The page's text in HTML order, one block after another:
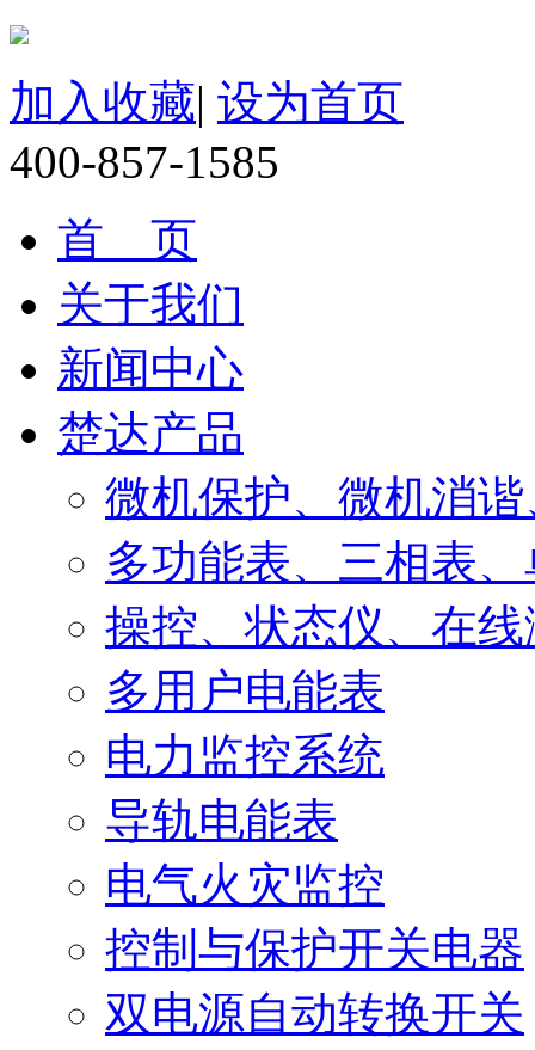
加入收藏| 设为首页
400-857-1585
首 页
关于我们
新闻中心
楚达产品
微机保护、微机消
多功能表、三相表
操控、状态仪、在
多用户电能表
电力监控系统
导轨电能表
电气火灾监控
控制与保护开关电器
双电源自动转换开关